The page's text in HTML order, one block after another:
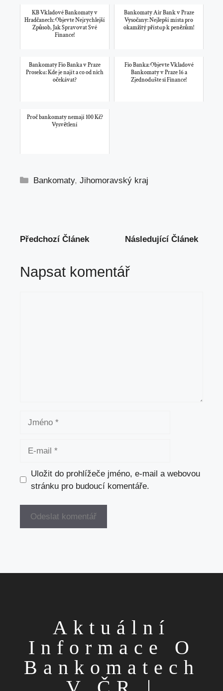
KB Vkladové Bankomaty v
Hradčanech: Objevte Nejrychlejší
Způsob, Jak Spravovat Své
Finance!
Bankomaty Air Bank v Praze
Vysočany: Nejlepší místa pro
okamžitý přístup k penězům!
Bankomaty Fio Banka v Praze
Proseku: Kde je najít a co od nich
očekávat?
Fio Banka: Objevte Vkladové
Bankomaty v Praze 16 a
Zjednodušte si Finance!
Proč bankomaty nemají 100 Kč?
Vysvětlení
Rubriky
Bankomaty,Jihomoravský kraj
Předchozí Článek Následující Článek
Napsat komentář
Uložit do prohlížeče jméno, e-mail a webovou
stránku pro budoucí komentáře.
Aktuální
Informace O
Bankomatech